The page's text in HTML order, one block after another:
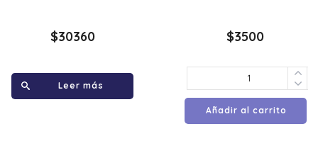
$30360
Leer más
$3500
Añadir al carrito